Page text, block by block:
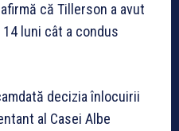
că Tillerson a avut
luni cât a condus
decizia înlocuirii
al Casei Albe